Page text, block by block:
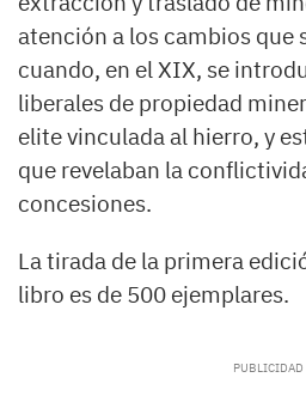
atención a los cambios que
cuando, en el XIX, se
liberales de propiedad
elite vinculada al hierro, y
que revelaban la
concesiones.
La tirada de la primera
libro es de 500 ejemplares.